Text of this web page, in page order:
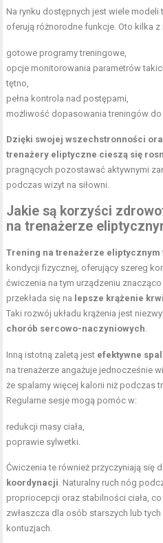
Na rynku dostępnych jest wiele
oferują różnorodne funkcje. Oto kilka z
gotowe programy treningowe,
opcje monitorowania parametrów
tętno,
pełna kontrola nad postępami,
możliwość dopasowania treningów do
Dzięki swojej wszechstronności
trenażery eliptyczne cieszą się
pragnących pozostawać aktywnymi
podczas wizyt na siłowni.
Jakie są korzyści
na trenażerze
Trening na trenażerze eliptycznym
kondycji fizycznej, oferujący szereg
ćwiczenia na tym urządzeniu
przekłada się na lepsze krążenie krwi
Taki rozwój układu krążenia jest
chorób sercowo-naczyniowych
Inną istotną zaletą jest efektywne
na trenażerze angażuje jednocześnie
że spalamy więcej kalorii niż podczas
Regularne sesje mogą pomóc w:
redukcji masy ciała,
poprawie sylwetki.
Ćwiczenia te również przyczyniają się
koordynacji . Naturalny ruch nóg
propriocepcji oraz stabilności ciała,
zwłaszcza dla osób starszych lub
kontuzjach.